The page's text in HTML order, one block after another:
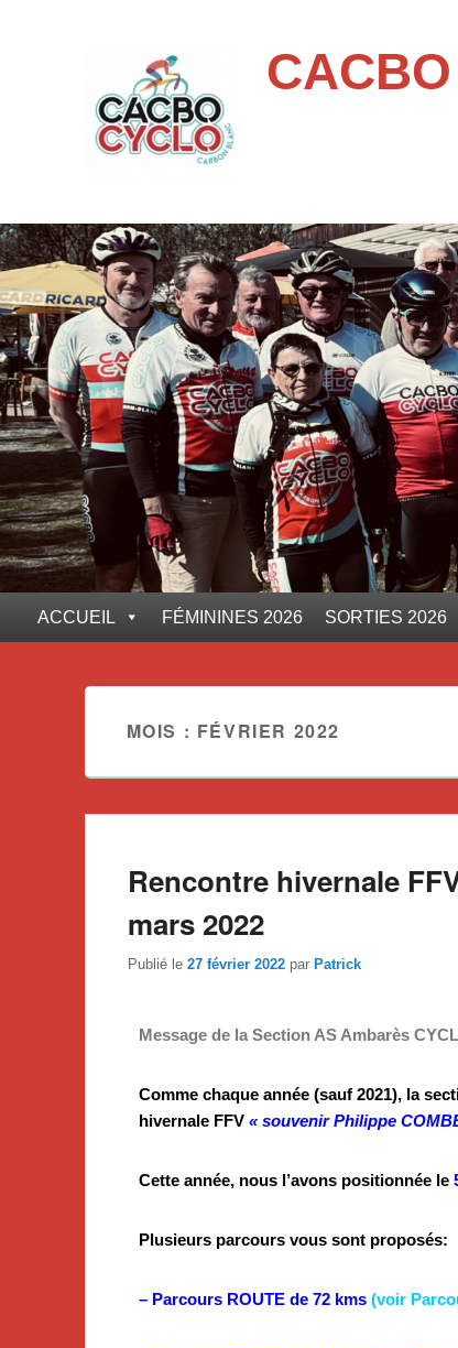
ACCUEIL FÉMININES 2026 SORTIES 2026
MOIS : FÉVRIER 2022
Rencontre hivernale
mars 2022
Publié le 27 février 2022 par Patrick
Message de la Section AS Ambarès
Comme chaque année (sauf 2021), la
hivernale FFV « souvenir Philippe
Cette année, nous l’avons positionnée le
Plusieurs parcours vous sont proposés:
– Parcours ROUTE de 72 kms (voir